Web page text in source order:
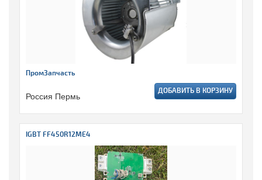
ПромЗапчасть
Россия Пермь ДОБАВИТЬ В КОРЗИНУ
IGBT FF450R12ME4